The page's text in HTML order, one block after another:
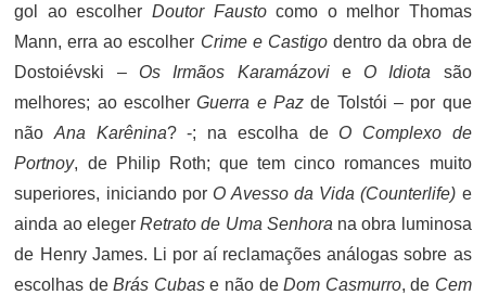
gol ao escolher Doutor Faustocomo o melhor Thomas
Mann, erra ao escolher Crime e Castigo dentro da obra de
Dostoiévski – Os Irmãos Karamázovi e O Idiota são
melhores; ao escolherGuerra e Paz de Tolstói – por que
nãoAna Karênina? -; na escolha de O Complexo de
Portnoy, de Philip Roth; que tem cinco romances muito
superiores, iniciando por O Avesso da Vida (Counterlife) e
ainda ao elegerRetrato de Uma Senhora na obra luminosa
de Henry James. Li por aí reclamações análogas sobre as
escolhas deBrás Cubase não deDom Casmurro, de Cem